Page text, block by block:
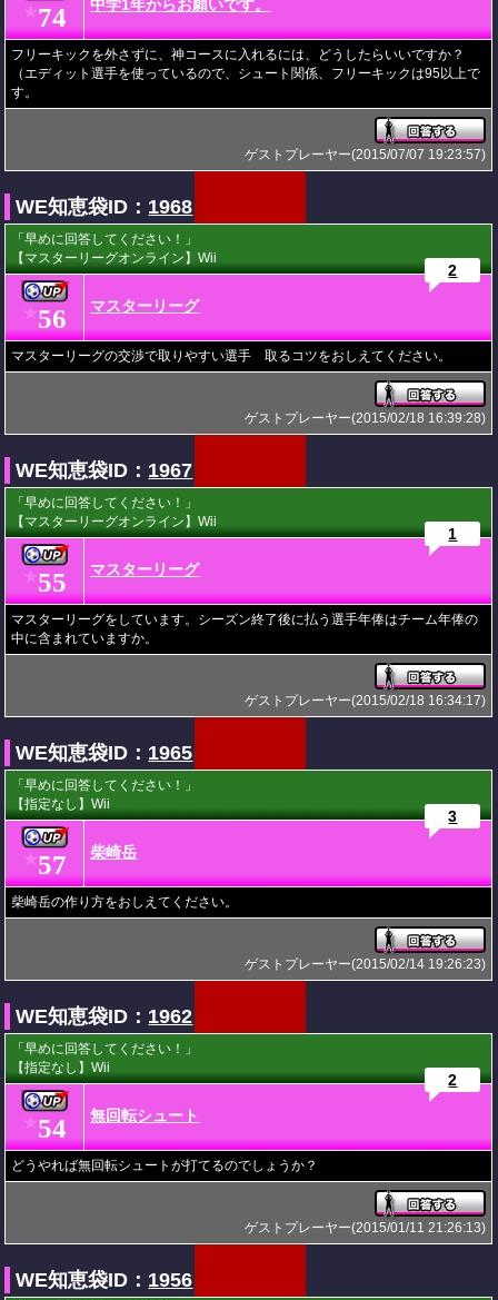
★74 中学1年からお願いです。
フリーキックを外さずに、神コースに入れるには、どうしたらいいですか？
（エディット選手を使っているので、シュート関係、フリーキックは95以上で
す。
ゲストプレーヤー(2015/07/07 19:23:57)
WE知恵袋ID： 1968
「早めに回答してください！」
【マスターリーグオンライン】Wii
★56 マスターリーグ
2
マスターリーグの交渉で取りやすい選手 取るコツをおしえてください。
ゲストプレーヤー(2015/02/18 16:39:28)
WE知恵袋ID： 1967
「早めに回答してください！」
【マスターリーグオンライン】Wii
★55 マスターリーグ
1
マスターリーグをしています。シーズン終了後に払う選手年俸はチーム年俸の
中に含まれていますか。
ゲストプレーヤー(2015/02/18 16:34:17)
WE知恵袋ID： 1965
「早めに回答してください！」
【指定なし】Wii
★57 柴崎岳
3
柴崎岳の作り方をおしえてください。
ゲストプレーヤー(2015/02/14 19:26:23)
WE知恵袋ID： 1962
「早めに回答してください！」
【指定なし】Wii
★54 無回転シュート
2
どうやれば無回転シュートが打てるのでしょうか？
ゲストプレーヤー(2015/01/11 21:26:13)
WE知恵袋ID： 1956